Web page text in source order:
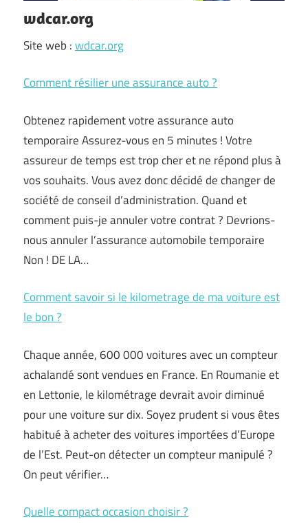
wdcar.org
Site web :wdcar.org
Comment résilier une assurance auto ?
Obtenez rapidement votre assurance auto
temporaire Assurez-vous en 5 minutes ! Votre
assureur de temps est trop cher et ne répond plus à
vos souhaits. Vous avez donc décidé de changer de
société de conseil d’administration. Quand et
comment puis-je annuler votre contrat ? Devrions-
nous annuler l’assurance automobile temporaire
Non ! DE LA…
Comment savoir si le kilometrage de ma voiture est
le bon ?
Chaque année, 600 000 voitures avec un compteur
achalandé sont vendues en France. En Roumanie et
en Lettonie, le kilométrage devrait avoir diminué
pour une voiture sur dix. Soyez prudent si vous êtes
habitué à acheter des voitures importées d’Europe
de l’Est. Peut-on détecter un compteur manipulé ?
On peut vérifier…
Quelle compact occasion choisir ?